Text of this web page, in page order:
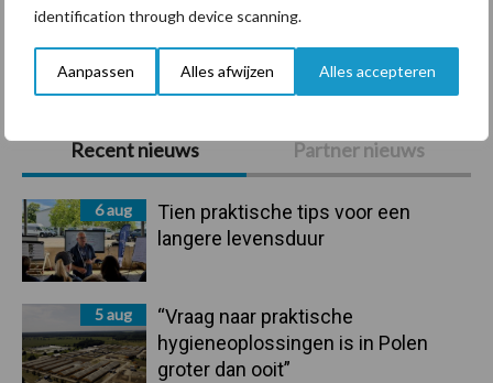
identification through device scanning.
Aanpassen Alles afwijzen Alles accepteren
Primaire
Sidebar
Recent nieuws Partner nieuws
6 aug
Tien praktische tips voor een
langere levensduur
5 aug
“Vraag naar praktische
hygieneoplossingen is in Polen
groter dan ooit”
Toon meer